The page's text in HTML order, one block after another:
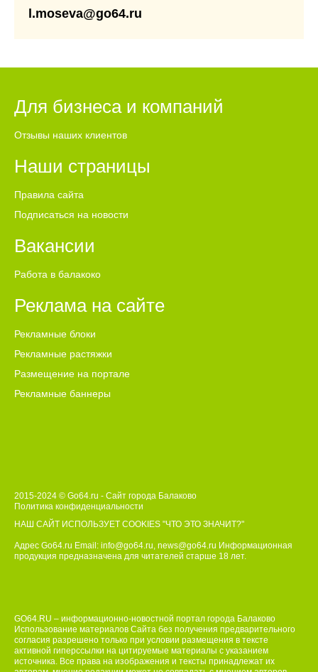
l.moseva@go64.ru
Для бизнеса и компаний
Отзывы наших клиентов
Наши страницы
Правила сайта
Подписаться на новости
Вакансии
Работа в балакоко
Реклама на сайте
Рекламные блоки
Рекламные растяжки
Размещение на портале
Рекламные баннеры
2015-2024 © Go64.ru - Сайт города Балаково
Политика конфиденциальности
НАШ САЙТ ИСПОЛЬЗУЕТ COOKIES "ЧТО ЭТО ЗНАЧИТ?"
Адрес Go64.ru Email: info@go64.ru, news@go64.ru Информационная
продукция предназначена для читателей старше 18 лет.
GO64.RU – информационно-новостной портал города Балаково
Использование материалов Сайта без получения предварительного
согласия разрешено только при условии размещения в тексте
активной гиперссылки на цитируемые материалы с указанием
источника. Все права на изображения и тексты принадлежат их